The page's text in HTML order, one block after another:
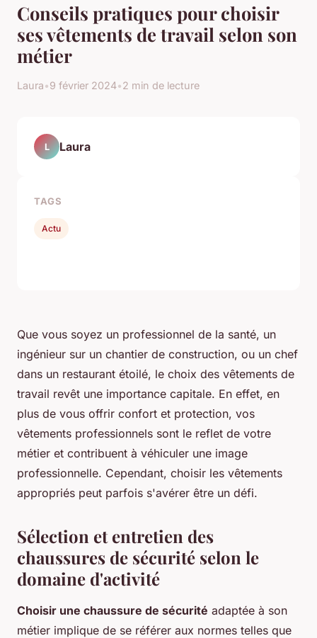
Conseils pratiques pour choisir
ses vêtements de travail selon son
métier
Laura•9 février 2024•2 min de lecture
Que vous soyez un professionnel de la santé, un
ingénieur sur un chantier de construction, ou un chef
dans un restaurant étoilé, le choix des vêtements de
travail revêt une importance capitale. En effet, en
plus de vous offrir confort et protection, vos
vêtements professionnels sont le reflet de votre
métier et contribuent à véhiculer une image
professionnelle. Cependant, choisir les vêtements
appropriés peut parfois s'avérer être un défi.
Sélection et entretien des
chaussures de sécurité selon le
domaine d'activité
Choisir une chaussure de sécurité adaptée à son
métier implique de se référer aux normes telles que
L Laura
TAGS
Actu